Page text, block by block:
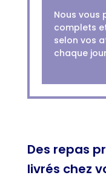
Nous vous
complets
selon vos
chaque
Des repas
livrés chez